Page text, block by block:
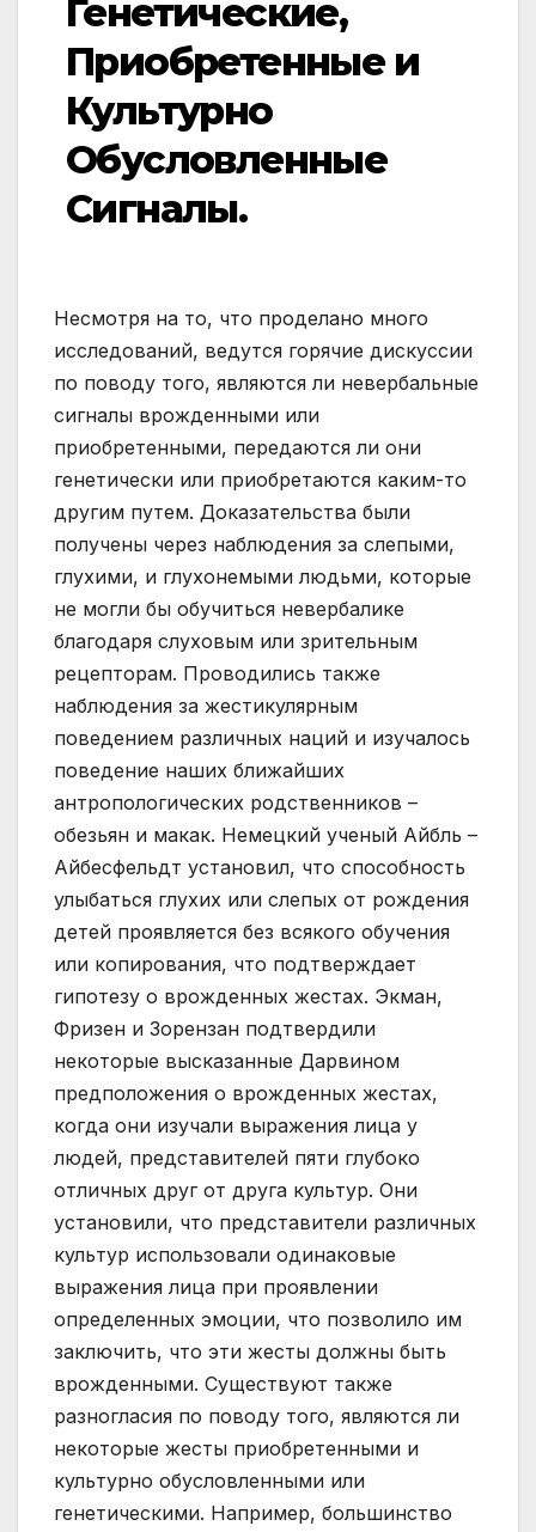
Генетические,
Приобретенные и
Культурно
Обусловленные
Сигналы.
Несмотря на то, что проделано много
исследований, ведутся горячие дискуссии
по поводу того, являются ли невербальные
сигналы врожденными или
приобретенными, передаются ли они
генетически или приобретаются каким-то
другим путем. Доказательства были
получены через наблюдения за слепыми,
глухими, и глухонемыми людьми, которые
не могли бы обучиться невербалике
благодаря слуховым или зрительным
рецепторам. Проводились также
наблюдения за жестикулярным
поведением различных наций и изучалось
поведение наших ближайших
антропологических родственников –
обезьян и макак. Немецкий ученый Айбль –
Айбесфельдт установил, что способность
улыбаться глухих или слепых от рождения
детей проявляется без всякого обучения
или копирования, что подтверждает
гипотезу о врожденных жестах. Экман,
Фризен и Зорензан подтвердили
некоторые высказанные Дарвином
предположения о врожденных жестах,
когда они изучали выражения лица у
людей, представителей пяти глубоко
отличных друг от друга культур. Они
установили, что представители различных
культур использовали одинаковые
выражения лица при проявлении
определенных эмоции, что позволило им
заключить, что эти жесты должны быть
врожденными. Существуют также
разногласия по поводу того, являются ли
некоторые жесты приобретенными и
культурно обусловленными или
генетическими. Например, большинство